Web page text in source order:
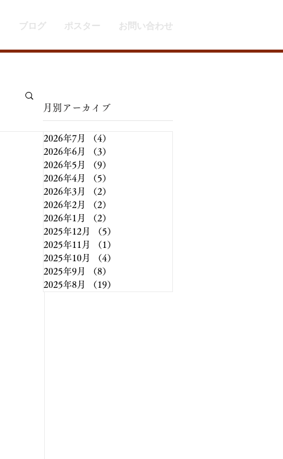
ブログ ポスター お問い合わせ
​月別アーカイブ
2026年7月 （4）
2026年6月
（3）
2026年5月
（9）
2026年4月
（5）
2026年3月
（2）
2026年2月
（2）
2026年1月
（2）
2025年12月
（5）
2025年11月
（1）
2025年10月
（4）
2025年9月
（8）
2025年8月
（19）